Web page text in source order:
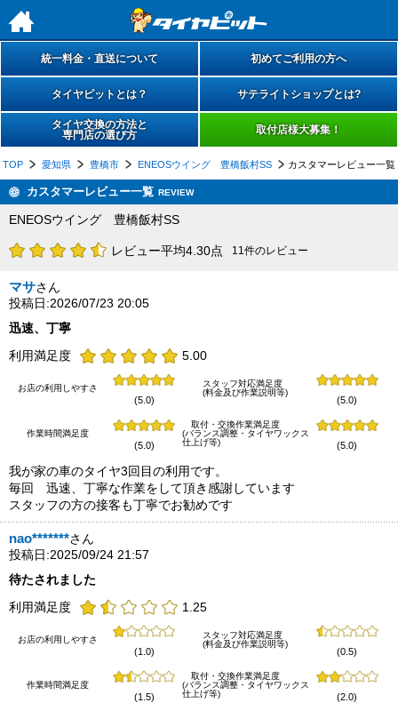
h
統一料金・直送について 初めてご利用の方へ
タイヤピットとは？ サテライトショップとは?
タイヤ交換の方法と
専門店の選び方
取付店様大募集！
TOP 愛知県 豊橋市 ENEOSウイング 豊橋飯村SS カスタマーレビュー一覧
カスタマーレビュー一覧 REVIEW
ENEOSウイング 豊橋飯村SS
レビュー平均4.30点 11件のレビュー
マサさん
投稿日:2026/07/23 20:05
迅速、丁寧
利用満足度
5.00
お店の利用しやすさ
(5.0)
スタッフ対応満足度
(料金及び作業説明等)
(5.0)
作業時間満足度
(5.0)
取付・交換作業満足度
(バランス調整・タイヤワックス
仕上げ等)
(5.0)
我が家の車のタイヤ3回目の利用です。
毎回 迅速、丁寧な作業をして頂き感謝しています
スタッフの方の接客も丁寧でお勧めです
nao*******さん
投稿日:2025/09/24 21:57
待たされました
利用満足度
1.25
お店の利用しやすさ
(1.0)
スタッフ対応満足度
(料金及び作業説明等)
(0.5)
作業時間満足度
(1.5)
取付・交換作業満足度
(バランス調整・タイヤワックス
仕上げ等)
(2.0)